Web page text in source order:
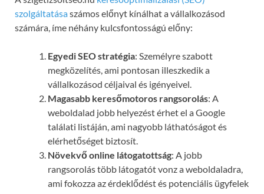
szolgáltatásaszámos előnyt kínálhat a vállalkozásod
számára, íme néhány kulcsfontosságú előny:
Egyedi SEO stratégia: Személyre szabott
megközelítés, ami pontosan illeszkedik a
vállalkozásod céljaival és igényeivel.
Magasabb keresőmotoros rangsorolás: A
weboldalad jobb helyezést érhet el a Google
találati listáján, ami nagyobb láthatóságot és
elérhetőséget biztosít.
Növekvő online látogatottság: A jobb
rangsorolás több látogatót vonz a weboldaladra,
ami fokozza az érdeklődést és potenciális ügyfelek